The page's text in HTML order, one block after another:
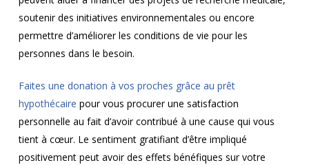
soutenir des initiatives environnementales ou encore
permettre d’améliorer les conditions de vie pour les
personnes dans le besoin.
Faites une donation à vos proches grâce au prêt
hypothécaire pour vous procurer une satisfaction
personnelle au fait d’avoir contribué à une cause qui vous
tient à cœur. Le sentiment gratifiant d’être impliqué
positivement peut avoir des effets bénéfiques sur votre